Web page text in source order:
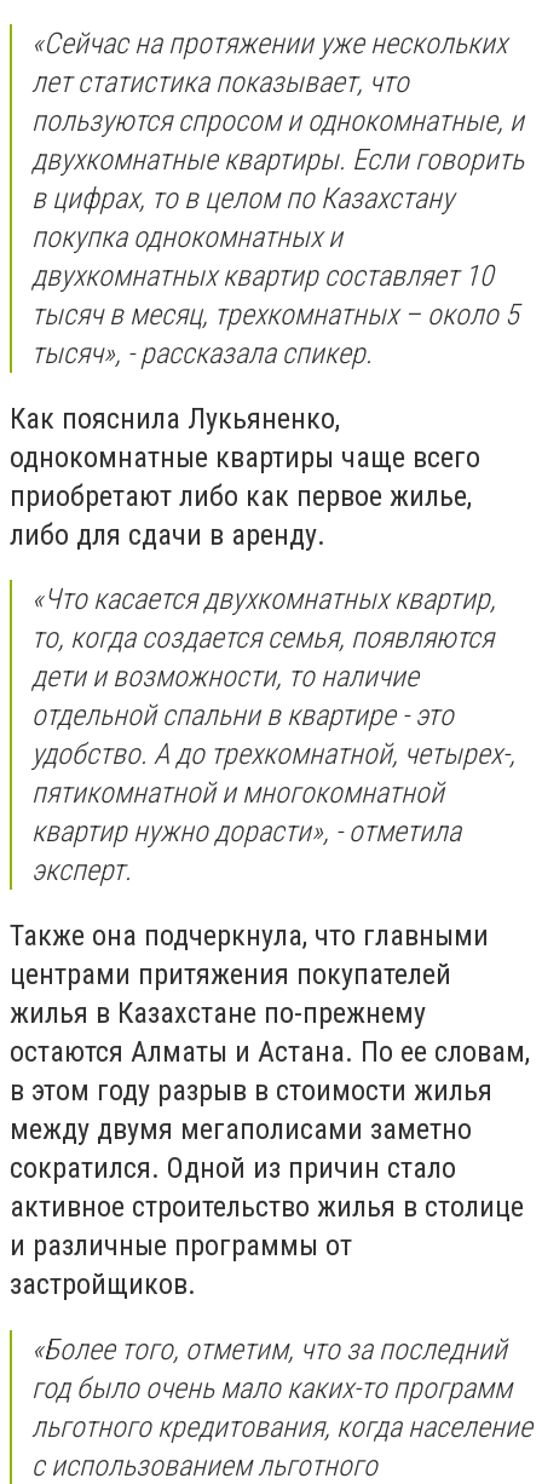
«Сейчас на протяжении уже нескольких
лет статистика показывает, что
пользуются спросом и однокомнатные, и
двухкомнатные квартиры. Если говорить
в цифрах, то в целом по Казахстану
покупка однокомнатных и
двухкомнатных квартир составляет 10
тысяч в месяц, трехкомнатных – около 5
тысяч», - рассказала спикер.
Как пояснила Лукьяненко,
однокомнатные квартиры чаще всего
приобретают либо как первое жилье,
либо для сдачи в аренду.
«Что касается двухкомнатных квартир,
то, когда создается семья, появляются
дети и возможности, то наличие
отдельной спальни в квартире - это
удобство. А до трехкомнатной, четырех-,
пятикомнатной и многокомнатной
квартир нужно дорасти», - отметила
эксперт.
Также она подчеркнула, что главными
центрами притяжения покупателей
жилья в Казахстане по-прежнему
остаются Алматы и Астана. По ее словам,
в этом году разрыв в стоимости жилья
между двумя мегаполисами заметно
сократился. Одной из причин стало
активное строительство жилья в столице
и различные программы от
застройщиков.
«Более того, отметим, что за последний
год было очень мало каких-то программ
льготного кредитования, когда население
с использованием льготного